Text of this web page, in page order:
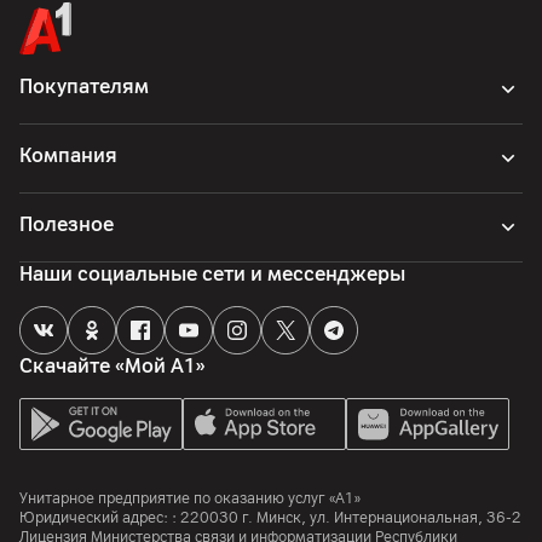
Фронтальная камера
Разрешение камеры
50Мп
Разрешение видео
Особенности
Память
Объем встроенной памяти
Объем оперативной памяти
Процессор
Покупателям
Компания
Полезное
Скачайте «Мой А1»
Наши социальные сети и мессенджеры
Унитарное предприятие по оказанию услуг «А1»
Юридический адрес: : 220030 г. Минск, ул. Интернациональная, 36-2
Лицензия Министерства связи и информатизации Республики